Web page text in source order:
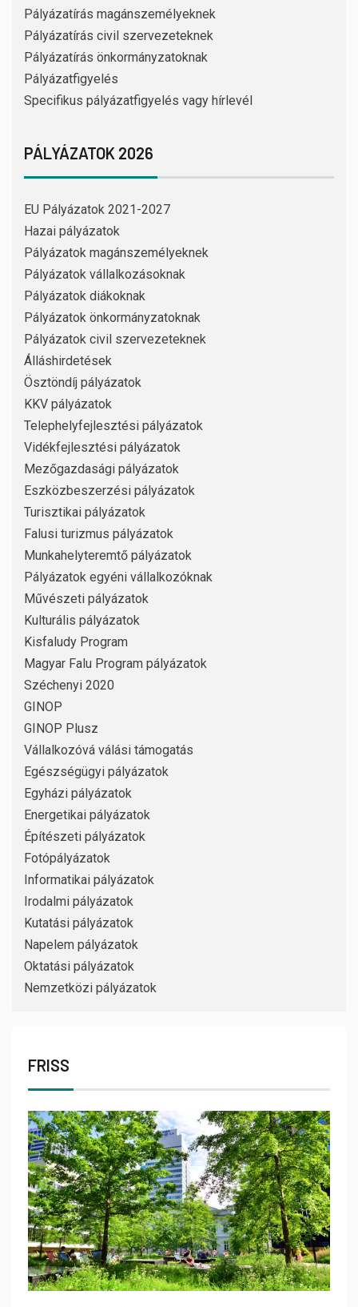
Pályázatírás magánszemélyeknek
Pályázatírás civil szervezeteknek
Pályázatírás önkormányzatoknak
Pályázatfigyelés
Specifikus pályázatfigyelés vagy hírlevél
PÁLYÁZATOK 2026
EU Pályázatok 2021-2027
Hazai pályázatok
Pályázatok magánszemélyeknek
Pályázatok vállalkozásoknak
Pályázatok diákoknak
Pályázatok önkormányzatoknak
Pályázatok civil szervezeteknek
Álláshirdetések
Ösztöndíj pályázatok
KKV pályázatok
Telephelyfejlesztési pályázatok
Vidékfejlesztési pályázatok
Mezőgazdasági pályázatok
Eszközbeszerzési pályázatok
Turisztikai pályázatok
Falusi turizmus pályázatok
Munkahelyteremtő pályázatok
Pályázatok egyéni vállalkozóknak
Művészeti pályázatok
Kulturális pályázatok
Kisfaludy Program
Magyar Falu Program pályázatok
Széchenyi 2020
GINOP
GINOP Plusz
Vállalkozóvá válási támogatás
Egészségügyi pályázatok
Egyházi pályázatok
Energetikai pályázatok
Építészeti pályázatok
Fotópályázatok
Informatikai pályázatok
Irodalmi pályázatok
Kutatási pályázatok
Napelem pályázatok
Oktatási pályázatok
Nemzetközi pályázatok
FRISS